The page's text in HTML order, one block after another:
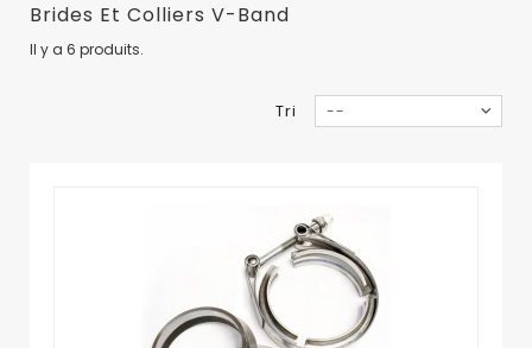
Brides Et Colliers V-Band
Il y a 6 produits.
Tri --